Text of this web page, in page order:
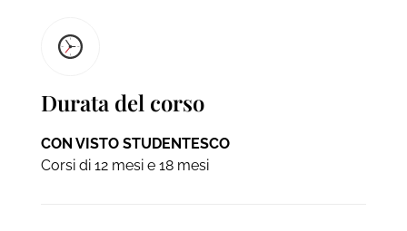
Durata del corso
CON VISTO STUDENTESCO
Corsi di 12 mesi e 18 mesi